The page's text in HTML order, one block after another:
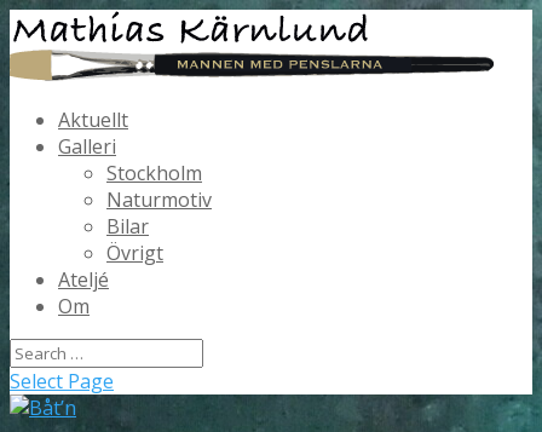
Aktuellt
Galleri
Stockholm
Naturmotiv
Bilar
Övrigt
Ateljé
Om
Select Page